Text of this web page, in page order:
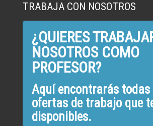
TRABAJA CON NOSOTROS
¿QUIERES
NOSOTROS COMO
PROFESOR?
Aquí encontrarás
ofertas de trabajo que
disponibles.